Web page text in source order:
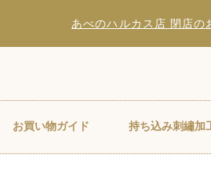
あべのハルカス店 閉店の
お買い物ガイド 持ち込み刺繡加